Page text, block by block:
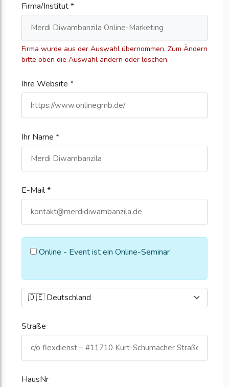
Firma/Institut *
Firma wurde aus der Auswahl übernommen. Zum Ändern
bitte oben die Auswahl ändern oder löschen.
Ihre Website *
Ihr Name *
E-Mail *
Online - Event ist ein Online-Seminar
Straße
HausNr